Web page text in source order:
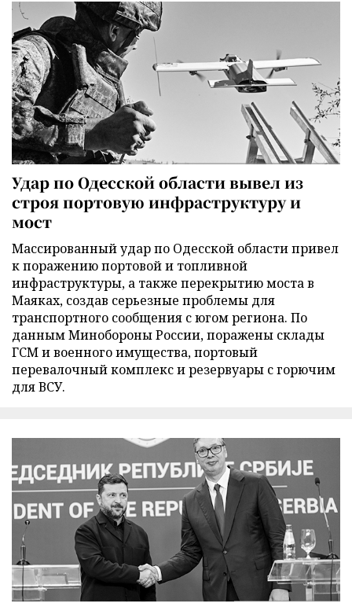
Удар по Одесской области вывел из
строя портовую инфраструктуру и
мост
Массированный удар по Одесской области привел
к поражению портовой и топливной
инфраструктуры, а также перекрытию моста в
Маяках, создав серьезные проблемы для
транспортного сообщения с югом региона. По
данным Минобороны России, поражены склады
ГСМ и военного имущества, портовый
перевалочный комплекс и резервуары с горючим
для ВСУ.